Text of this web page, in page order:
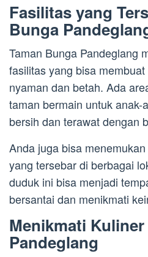
Fasilitas yang
Bunga
Taman Bunga Pandeglang
fasilitas yang bisa
nyaman dan betah. Ada
taman bermain untuk anak-
bersih dan terawat dengan
Anda juga bisa
yang tersebar di berbagai
duduk ini bisa menjadi
bersantai dan menikmati
Menikmati
Pandeglang